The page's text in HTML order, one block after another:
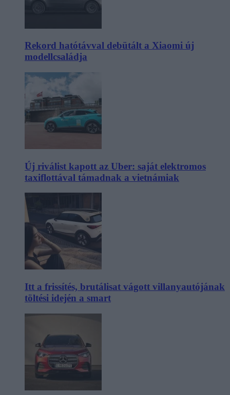
Rekord hatótávval debütált a Xiaomi új
modellcsaládja
Új riválist kapott az Uber: saját elektromos
taxiflottával támadnak a vietnámiak
Itt a frissítés, brutálisat vágott villanyautójának
töltési idején a smart